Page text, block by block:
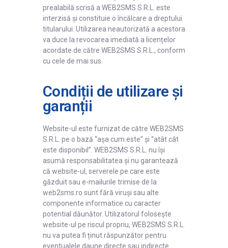
prealabilă scrisă a WEB2SMS S.R.L. este
interzisă și constituie o încălcare a dreptului
titularului. Utilizarea neautorizată a acestora
va duce la revocarea imediată a licențelor
acordate de către WEB2SMS S.R.L., conform
cu cele de mai sus.
Condiții de utilizare și
garanții
Website-ul este furnizat de către WEB2SMS
S.R.L. pe o bază “așa cum este” și “atât cât
este disponibil”. WEB2SMS S.R.L. nu își
asumă responsabilitatea și nu garantează
că website-ul, serverele pe care este
găzduit sau e-mailurile trimise de la
web2sms.ro sunt fără viruși sau alte
componente informatice cu caracter
potential dăunător. Utilizatorul folosește
website-ul pe riscul propriu, WEB2SMS S.R.L.
nu va putea fi ținut răspunzător pentru
eventualele daune directe sau indirecte